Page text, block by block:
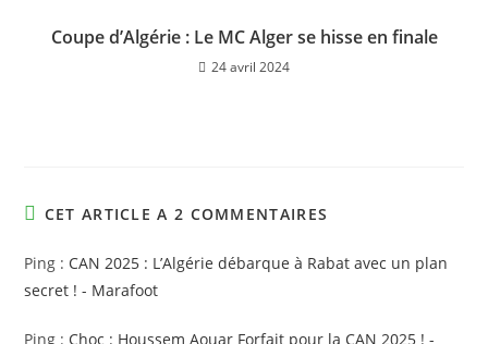
Coupe d’Algérie : Le MC Alger se hisse en finale
24 avril 2024
CET ARTICLE A 2 COMMENTAIRES
Ping : CAN 2025 : L’Algérie débarque à Rabat avec un plan
secret ! - Marafoot
Ping : Choc : Houssem Aouar Forfait pour la CAN 2025 ! -